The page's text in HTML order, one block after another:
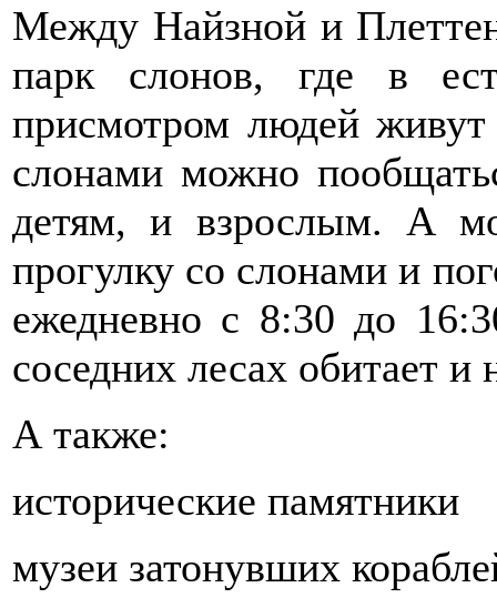
Между Найзной и
парк слонов, где в
присмотром людей
слонами можно
детям, и взрослым. А
прогулку со слонами и
ежедневно с 8:30 до
соседних лесах обитает и
А также:
исторические памятники
музеи затонувших